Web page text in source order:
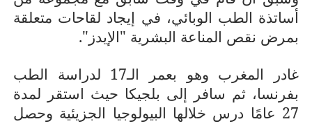
أساتذة الطب الوبائي، في إيجاد لقاحات متعلقة
بمرض نقص المناعة البشرية "الإيدز".
غادر المغرب وهو بعمر الـ17 لدراسة الطب
بفرنسا، ثم سافر إلى بلجيكا حيث استقر لمدة
27 عامًا درس خلالها البيولوجيا الجزيئية وحصل